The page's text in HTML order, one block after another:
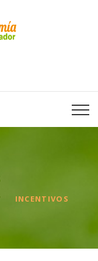
INCENTIVOS